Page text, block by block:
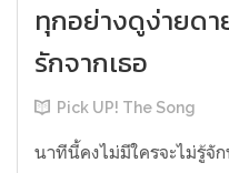
ทุกอย่างดูง่ายดา
รักจากเธอ
Pick UP! The Song
นาทีนี้คงไม่มีใครจะไม่รู้จั